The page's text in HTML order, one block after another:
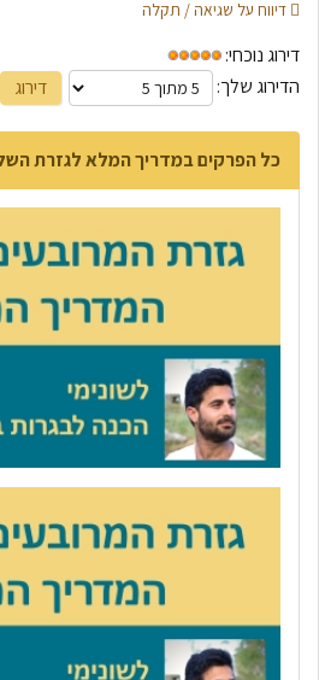
דיווח על שגיאה / תקלה
דירוג נוכחי:
הדירוג שלך:
כל הפרקים במדריך המלא לגזרת